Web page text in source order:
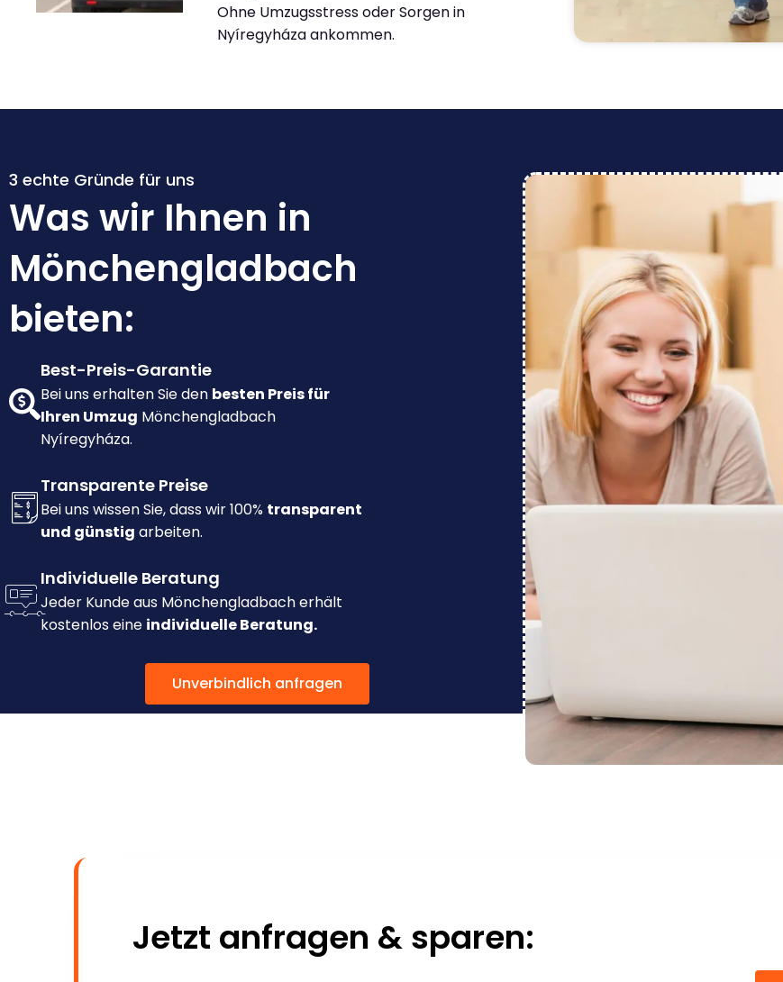
Ohne Umzugsstress oder Sorgen in
Nyíregyháza ankommen.
3 echte Gründe für uns
Was wir Ihnen in
Mönchengladbach
bieten:
Best-Preis-Garantie
Bei uns erhalten Sie den besten Preis für
Ihren Umzug Mönchengladbach
Nyíregyháza.
Transparente Preise
Bei uns wissen Sie, dass wir 100% transparent
und günstig arbeiten.
Individuelle Beratung
Jeder Kunde aus Mönchengladbach erhält
kostenlos eine individuelle Beratung.
Unverbindlich anfragen
Jetzt anfragen & sparen: